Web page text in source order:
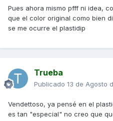
Pues ahora mismo pfff ni idea,
que el color original como bien
se me ocurre el plastidip
Trueba
Publicado 13 de Agosto
Vendettoso, ya pensé en el
es tan "especial" no creo que